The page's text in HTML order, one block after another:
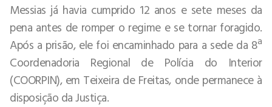
Messias já havia cumprido 12 anos e sete meses da
pena antes de romper o regime e se tornar foragido.
Após a prisão, ele foi encaminhado para a sede da 8ª
Coordenadoria Regional de Polícia do Interior
(COORPIN), em Teixeira de Freitas, onde permanece à
disposição da Justiça.